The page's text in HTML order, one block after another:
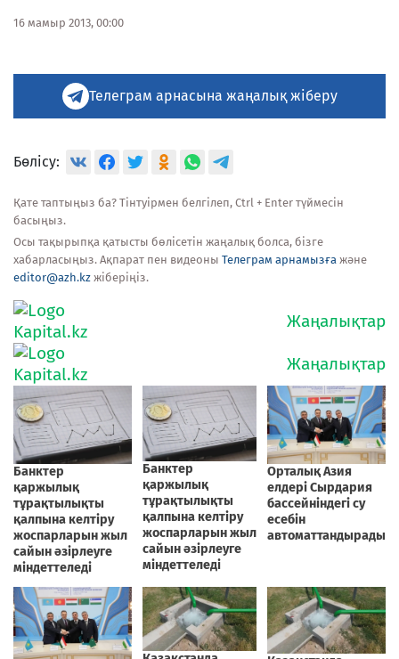
16 мамыр 2013, 00:00
Телеграм арнасына жаңалық жіберу
Бөлісу:
Қате таптыңыз ба? Тінтуірмен белгілеп, Ctrl + Enter түймесін
басыңыз.
Осы тақырыпқа қатысты бөлісетін жаңалық болса, бізге
хабарласыңыз. Ақпарат пен видеоны Телеграм арнамызға және
editor@azh.kz жіберіңіз.